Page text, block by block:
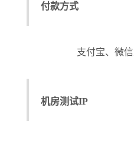
付款方式
支付宝、微
机房测试IP